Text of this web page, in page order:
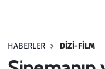
HABERLER DIZI-FILM
Haber